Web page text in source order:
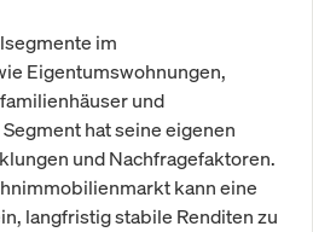
im
Eigentumswohnungen,
und
hat seine eigenen
und Nachfragefaktoren.
kann eine
langfristig stabile Renditen zu